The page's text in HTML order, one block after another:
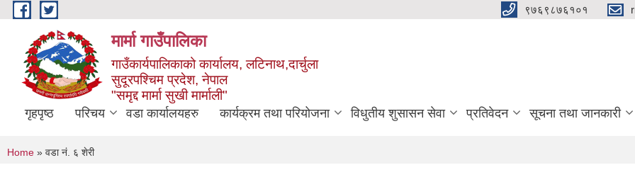
Skip to main content ९७६९८७६१०१
मार्मा गाउँपालिका
गाउँकार्यपालिकाको कार्यालय, लटिनाथ,दार्चुला
सुदूरपश्चिम प्रदेश, नेपाल
"समृद्द मार्मा सुखी मार्माली"
गृहपृष्ठ परिचय वडा कार्यालयहरु कार्यक्रम तथा परियोजना विधुतीय शुसासन सेवा प्रतिवेदन सूचना तथा जानकारी
You are here
Home » वडा नं. ६ शेरी